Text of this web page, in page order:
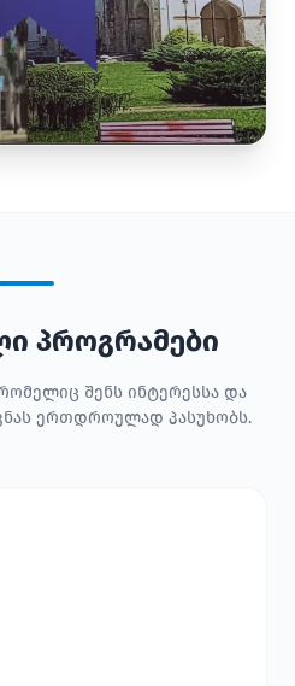
პროგრამები
შენს ინტერესსა და
ერთდროულად პასუხობს.